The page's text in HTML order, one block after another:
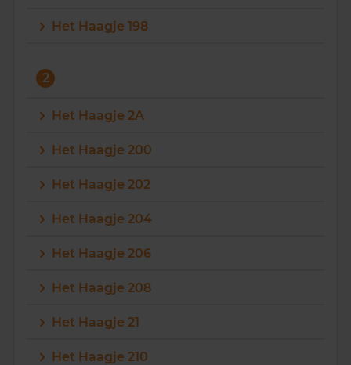
Het Haagje 198
2
Het Haagje 2A
Het Haagje 200
Het Haagje 202
Het Haagje 204
Het Haagje 206
Het Haagje 208
Het Haagje 21
Het Haagje 210